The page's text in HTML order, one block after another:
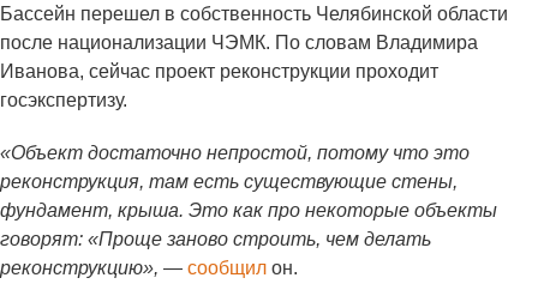
Бассейн перешел в собственность Челябинской области
после национализации ЧЭМК. По словам Владимира
Иванова, сейчас проект реконструкции проходит
госэкспертизу.
«Объект достаточно непростой, потому что это
реконструкция, там есть существующие стены,
фундамент, крыша. Это как про некоторые объекты
говорят: «Проще заново строить, чем делать
реконструкцию», — сообщил он.